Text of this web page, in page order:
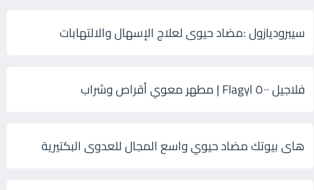
سيبروديازول :مضاد حيوى لعلاج الإسهال والالتهابات
فلاجيل ٥٠٠ Flagyl | مطهر معوي أقراص وشراب
هاى بيوتك مضاد حيوي واسع المجال للعدوى البكتيرية